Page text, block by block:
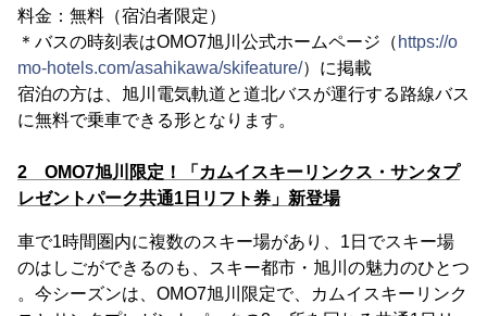
料金：無料（宿泊者限定）
＊バスの時刻表はOMO7旭川公式ホームページ（ https://o
mo-hotels.com/asahikawa/skifeature/）に掲載
宿泊の方は、旭川電気軌道と道北バスが運行する路線バス
に無料で乗車できる形となります。
2 OMO7旭川限定！「カムイスキーリンクス・サンタプ
レゼントパーク共通1日リフト券」新登場
車で1時間圏内に複数のスキー場があり、1日でスキー場
のはしごができるのも、スキー都市・旭川の魅力のひとつ
。今シーズンは、OMO7旭川限定で、カムイスキーリンク